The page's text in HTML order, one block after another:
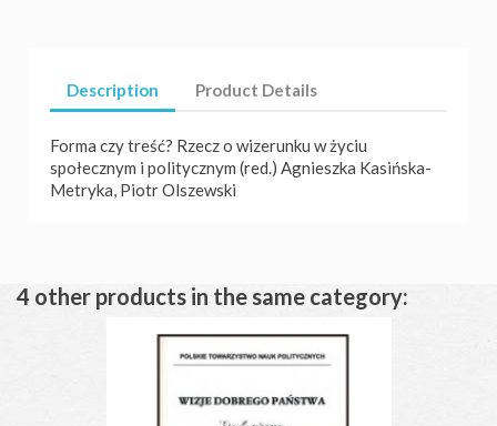
Description Product Details
Forma czy treść? Rzecz o wizerunku w życiu
społecznym i politycznym (red.) Agnieszka Kasińska-
Metryka, Piotr Olszewski
4 other products in the same category: